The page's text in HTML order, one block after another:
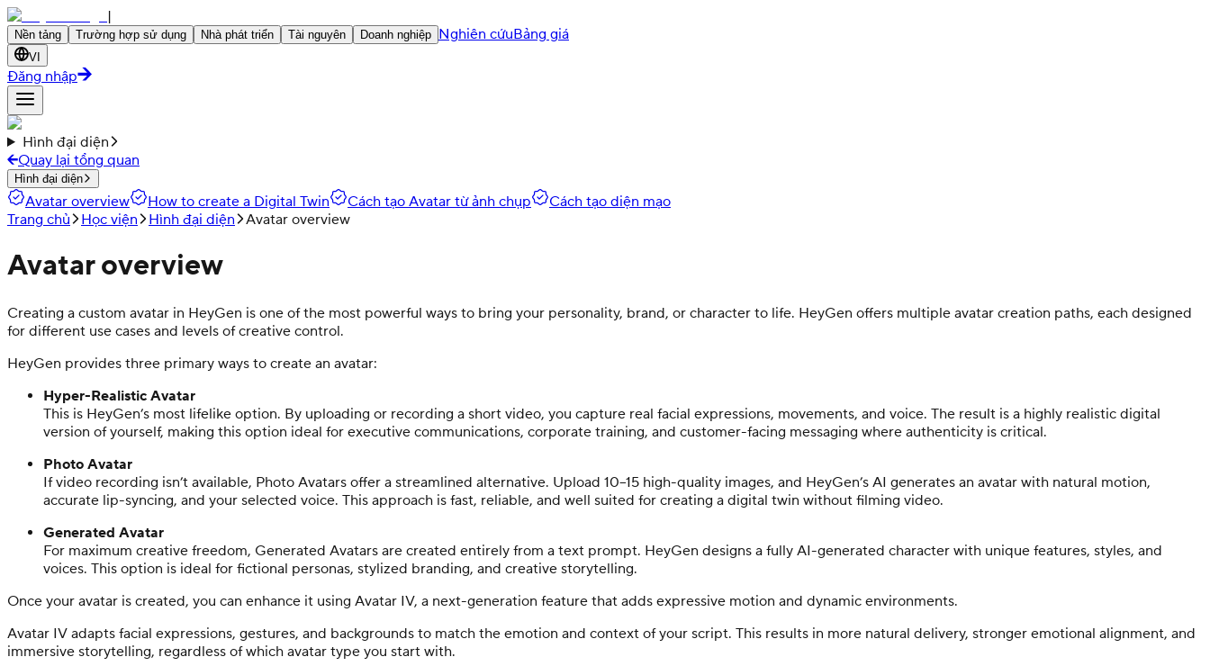
|
Nền tảng Trường hợp sử dụng Nhà phát triển Tài nguyên Doanh nghiệp Nghiên cứuBảng giá
VI
Đăng nhập
Hình đại diện
Quay lại tổng quan
Hình đại diện
Avatar overview How to create a Digital Twin Cách tạo Avatar từ ảnh chụp
Cách tạo diện mạo
Trang chủ
Học viện Hình đại diện Avatar overview
Avatar overview
Creating a custom avatar in HeyGen is one of the most powerful ways to bring your personality, brand, or character to life. HeyGen offers multiple avatar creation paths, each designed
for different use cases and levels of creative control.
HeyGen provides three primary ways to create an avatar:
Hyper-Realistic Avatar
This is HeyGen’s most lifelike option. By uploading or recording a short video, you capture real facial expressions, movements, and voice. The result is a highly realistic digital
version of yourself, making this option ideal for executive communications, corporate training, and customer-facing messaging where authenticity is critical.
Photo Avatar
If video recording isn’t available, Photo Avatars offer a streamlined alternative. Upload 10–15 high-quality images, and HeyGen’s AI generates an avatar with natural motion,
accurate lip-syncing, and your selected voice. This approach is fast, reliable, and well suited for creating a digital twin without filming video.
Generated Avatar
For maximum creative freedom, Generated Avatars are created entirely from a text prompt. HeyGen designs a fully AI-generated character with unique features, styles, and
voices. This option is ideal for fictional personas, stylized branding, and creative storytelling.
Once your avatar is created, you can enhance it using Avatar IV, a next-generation feature that adds expressive motion and dynamic environments.
Avatar IV adapts facial expressions, gestures, and backgrounds to match the emotion and context of your script. This results in more natural delivery, stronger emotional alignment, and
immersive storytelling, regardless of which avatar type you start with.